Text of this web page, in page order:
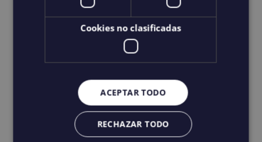
choisies
sur
page
du
produit
Howlin’ Dark Tortoise
Cookies no clasificadas
ACEPTAR TODO
RECHAZAR TODO